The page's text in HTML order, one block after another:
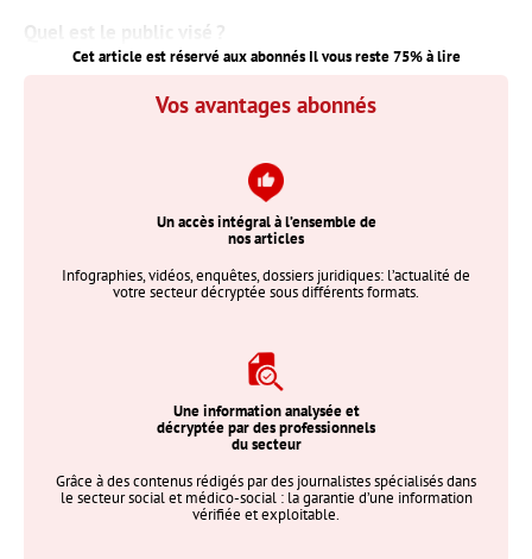
Quel est le public visé ?
Cet article est réservé aux abonnés Il vous reste75% à lire
Vos avantages abonnés
Un accès intégral à l’ensemble de
nos articles
Infographies, vidéos, enquêtes, dossiers juridiques: l’actualité de
votre secteur décryptée sous différents formats.
Une information analysée et
décryptée par des professionnels
du secteur
Grâce à des contenus rédigés par des journalistes spécialisés dans
le secteur social et médico-social : la garantie d’une information
vérifiée et exploitable.